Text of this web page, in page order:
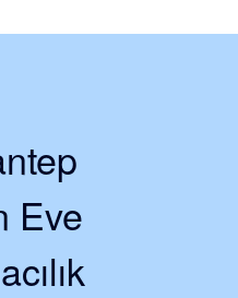
Eve